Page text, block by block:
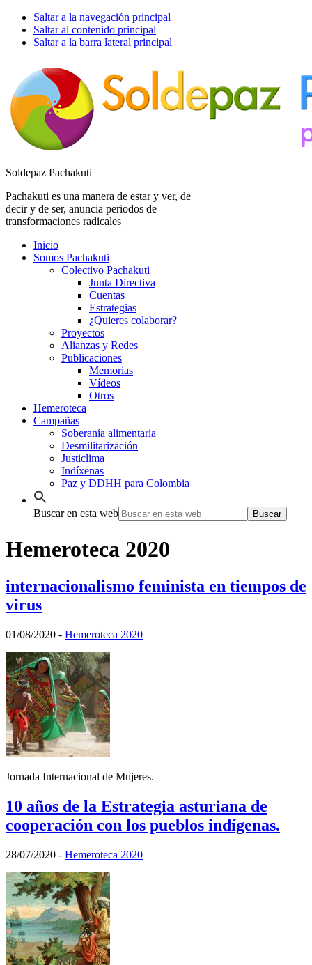
Saltar a la navegación principal
Saltar al contenido principal
Saltar a la barra lateral principal
Soldepaz Pachakuti
Pachakuti es una manera de estar y ver, de
decir y de ser, anuncia periodos de
transformaciones radicales
Inicio
Somos Pachakuti
Colectivo Pachakuti
Junta Directiva
Cuentas
Estrategias
¿Quieres colaborar?
Proyectos
Alianzas y Redes
Publicaciones
Memorias
Vídeos
Otros
Hemeroteca
Campañas
Soberanía alimentaria
Desmilitarización
Justiclima
Indíxenas
Paz y DDHH para Colombia
Buscar en esta web
Hemeroteca 2020
internacionalismo feminista en tiempos de
virus
01/08/2020 - Hemeroteca 2020
Jornada Internacional de Mujeres.
10 años de la Estrategia asturiana de
cooperación con los pueblos indígenas.
28/07/2020 - Hemeroteca 2020